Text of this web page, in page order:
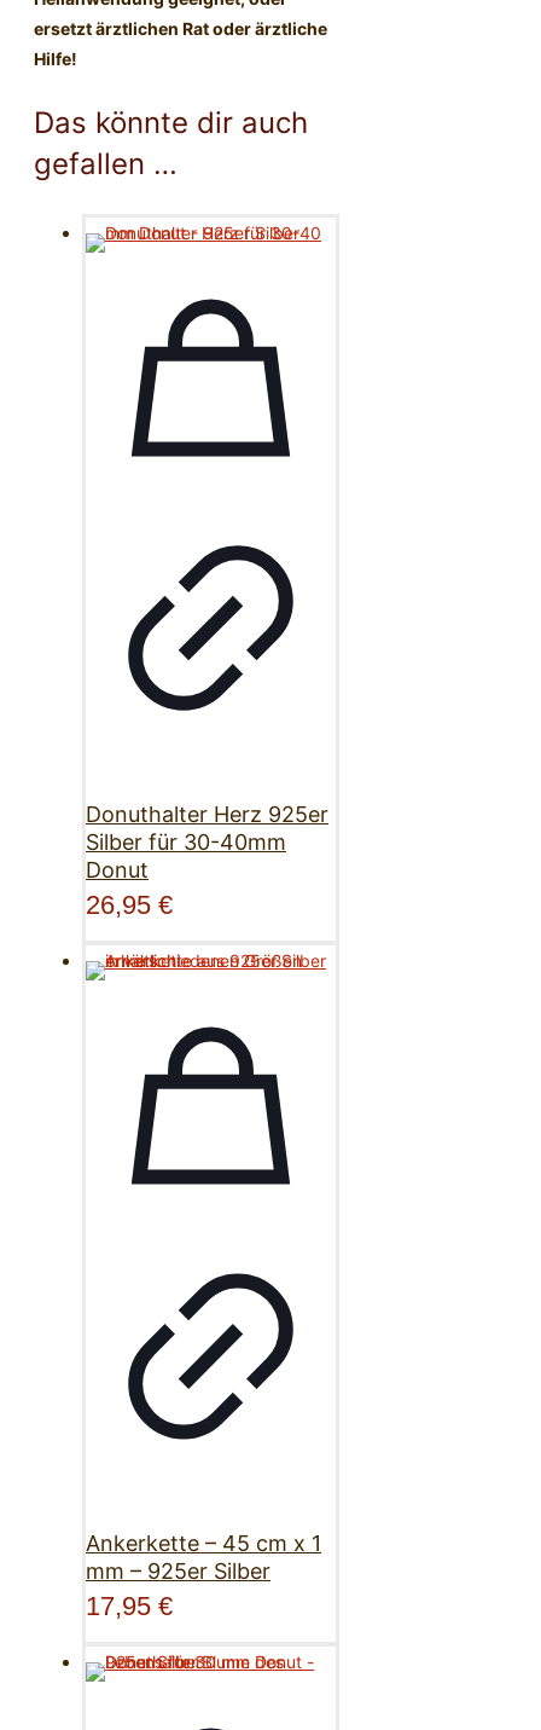
ersetzt ärztlichen Rat oder ärztliche
Hilfe!
Das könnte dir auch
gefallen …
Donuthalter Herz 925er
Silber für 30-40mm
Donut
26,95 €
Ankerkette – 45 cm x 1
mm – 925er Silber
17,95 €